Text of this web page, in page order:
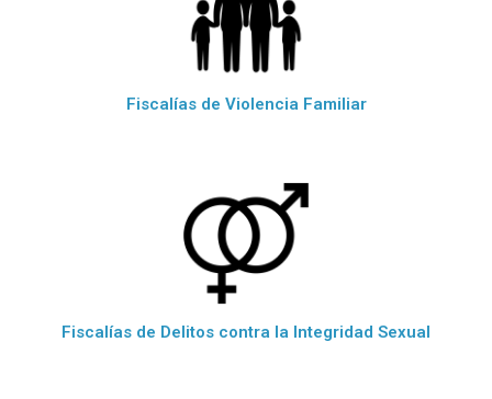
Fiscalías de Violencia Familiar
Fiscalías de Delitos contra la Integridad Sexual